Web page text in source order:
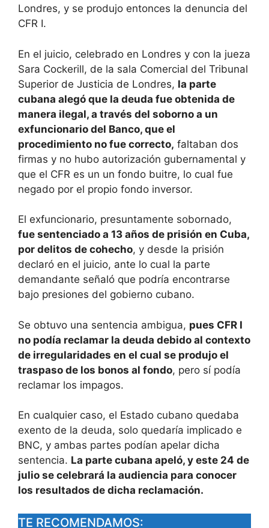
Londres, y se produjo entonces la denuncia del
CFR I.
En el juicio, celebrado en Londres y con la jueza
Sara Cockerill, de la sala Comercial del Tribunal
Superior de Justicia de Londres, la parte
cubana alegó que la deuda fue obtenida de
manera ilegal, a través del soborno a un
exfuncionario del Banco, que el
procedimiento no fue correcto, faltaban dos
firmas y no hubo autorización gubernamental y
que el CFR es un un fondo buitre, lo cual fue
negado por el propio fondo inversor.
El exfuncionario, presuntamente sobornado,
fue sentenciado a 13 años de prisión en Cuba,
por delitos de cohecho, y desde la prisión
declaró en el juicio, ante lo cual la parte
demandante señaló que podría encontrarse
bajo presiones del gobierno cubano.
Se obtuvo una sentencia ambigua, pues CFR I
no podía reclamar la deuda debido al contexto
de irregularidades en el cual se produjo el
traspaso de los bonos al fondo, pero sí podía
reclamar los impagos.
En cualquier caso, el Estado cubano quedaba
exento de la deuda, solo quedaría implicado e
BNC, y ambas partes podían apelar dicha
sentencia. La parte cubana apeló, y este 24 de
julio se celebrará la audiencia para conocer
los resultados de dicha reclamación.
TE RECOMENDAMOS: